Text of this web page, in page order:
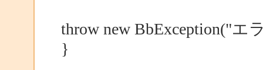
throw new
}